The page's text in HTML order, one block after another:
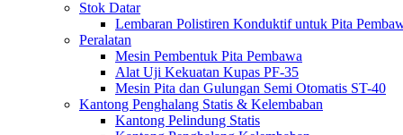
Stok Datar
Lembaran Polistiren Konduktif untuk Pita
Peralatan
Mesin Pembentuk Pita Pembawa
Alat Uji Kekuatan Kupas PF-35
Mesin Pita dan Gulungan Semi Otomatis ST-40
Kantong Penghalang Statis & Kelembaban
Kantong Pelindung Statis